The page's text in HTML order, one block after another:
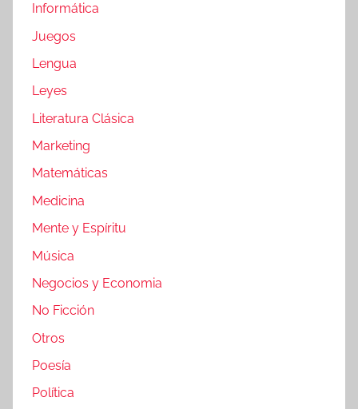
Informática
Juegos
Lengua
Leyes
Literatura Clásica
Marketing
Matemáticas
Medicina
Mente y Espíritu
Música
Negocios y Economia
No Ficción
Otros
Poesía
Política